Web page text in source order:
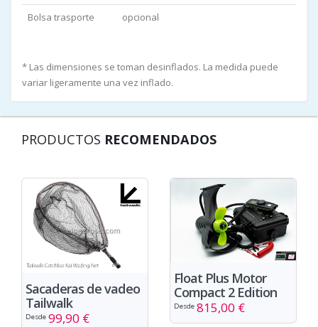
Bolsa trasporte
opcional
* Las dimensiones se toman desinflados. La medida puede
variar ligeramente una vez inflado.
PRODUCTOS RECOMENDADOS
Sacaderas de vadeo
Tailwalk
Desde 99,90 €
Float Plus Motor
Compact 2 Edition
Desde 815,00 €